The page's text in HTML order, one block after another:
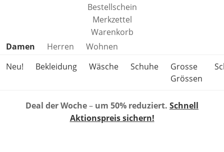
Bestellschein
Merkzettel
Warenkorb
Produktkategorien überspringen
Damen Herren
Wohnen
Neu!
Bekleidung Wäsche Schuhe
Grosse
Grössen
Deal der Woche– um 50% reduziert. Schnell
Aktionspreis sichern!